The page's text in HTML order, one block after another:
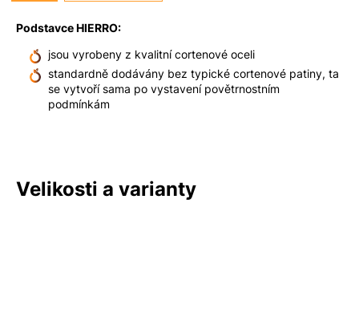
Podstavce HIERRO:
jsou vyrobeny z kvalitní cortenové oceli
standardně dodávány bez typické cortenové patiny, ta
se vytvoří sama po vystavení povětrnostním
podmínkám
Velikosti a varianty